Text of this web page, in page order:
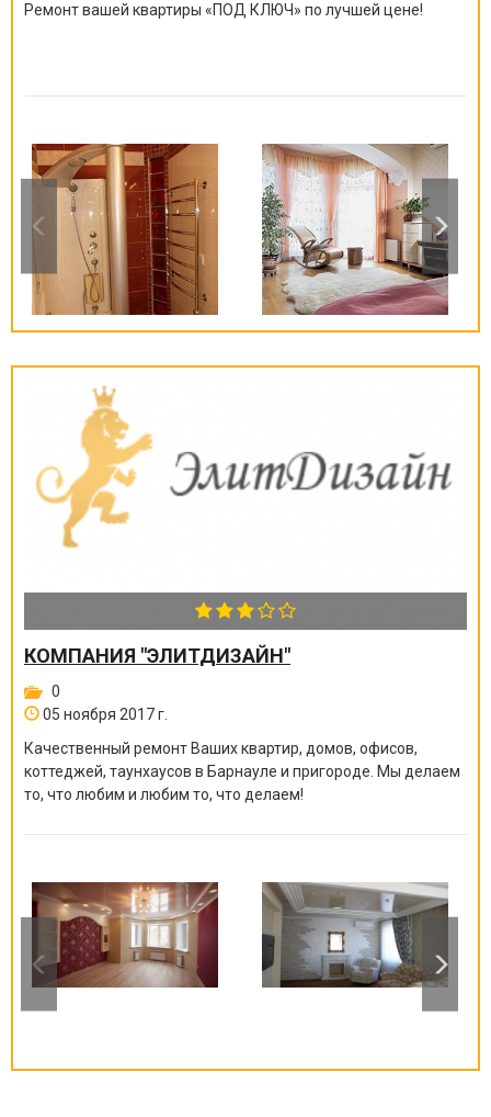
Ремонт вашей квартиры «ПОД КЛЮЧ» по лучшей цене!
КОМПАНИЯ "ЭЛИТДИЗАЙН"
0
05 ноября 2017 г.
Качественный ремонт Ваших квартир, домов, офисов,
коттеджей, таунхаусов в Барнауле и пригороде. Мы делаем
то, что любим и любим то, что делаем!